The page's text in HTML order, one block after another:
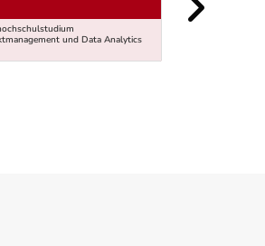
und Data Analytics